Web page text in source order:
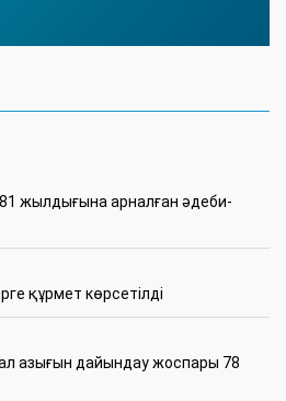
жылдығына арналған әдеби-
құрмет көрсетілді
азығын дайындау жоспары 78